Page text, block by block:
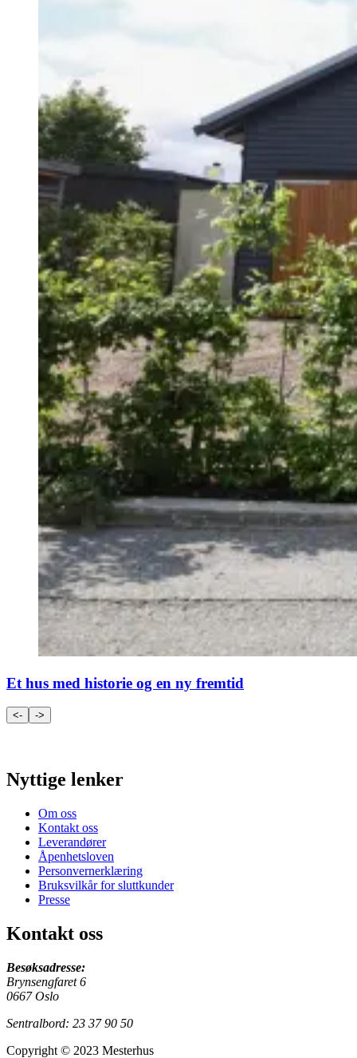
Et hus med historie og en ny fremtid
<- ->
Nyttige lenker
Om oss
Kontakt oss
Leverandører
Åpenhetsloven
Personvernerklæring
Bruksvilkår for sluttkunder
Presse
Kontakt oss
Besøksadresse:
Brynsengfaret 6
0667 Oslo
Sentralbord: 23 37 90 50
Copyright © 2023 Mesterhus